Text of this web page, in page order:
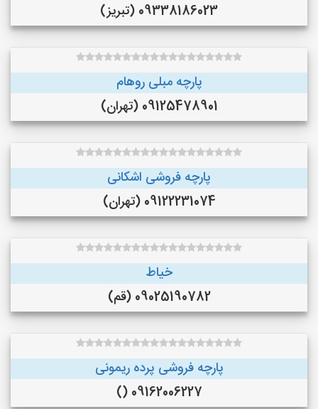
09338186023 (تبریز)
پارچه مبلی روهام
09125478901 (تهران)
پارچه فروشی اشکانی
09122231074 (تهران)
خیاط
09025190782 (قم)
پارچه فروشی پرده ریمونی
09162006227 ()